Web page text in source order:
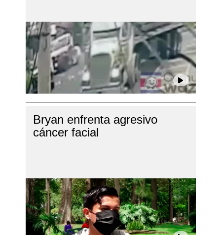
Bryan enfrenta agresivo
cáncer facial